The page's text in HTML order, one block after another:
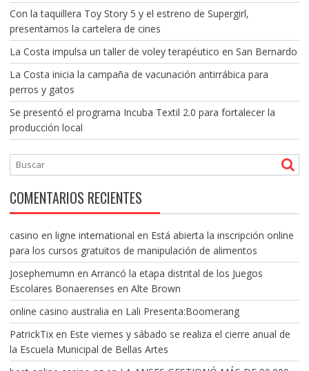
Con la taquillera Toy Story 5 y el estreno de Supergirl,
presentamos la cartelera de cines
La Costa impulsa un taller de voley terapéutico en San Bernardo
La Costa inicia la campaña de vacunación antirrábica para
perros y gatos
Se presentó el programa Incuba Textil 2.0 para fortalecer la
producción local
COMENTARIOS RECIENTES
casino en ligne international en Está abierta la inscripción online
para los cursos gratuitos de manipulación de alimentos
Josephemumn en Arrancó la etapa distrital de los Juegos
Escolares Bonaerenses en Alte Brown
online casino australia en Lali Presenta:Boomerang
PatrickTixen Este viernes y sábado se realiza el cierre anual de
la Escuela Municipal de Bellas Artes